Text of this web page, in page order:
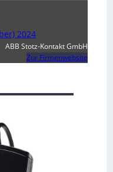
2024
ABB Stotz-Kontakt GmbH
Zur Firmenwebsite